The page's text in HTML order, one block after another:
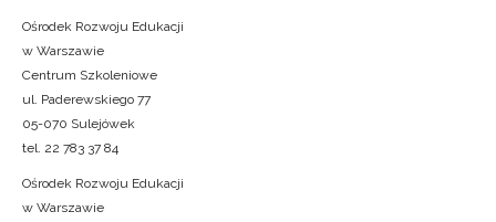
Ośrodek Rozwoju Edukacji
w Warszawie
Centrum Szkoleniowe
ul. Paderewskiego 77
05-070 Sulejówek
tel. 22 783 37 84
Ośrodek Rozwoju Edukacji
w Warszawie